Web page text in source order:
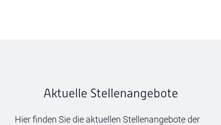
Aktuelle Stellenangebote
Hier finden Sie die aktuellen Stellenangebote der